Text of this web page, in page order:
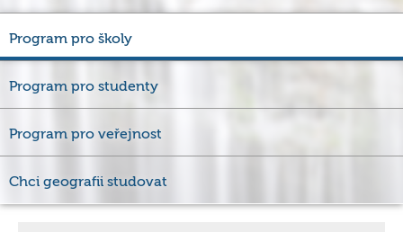
Program pro školy
Program pro studenty
Program pro veřejnost
Chci geografii studovat